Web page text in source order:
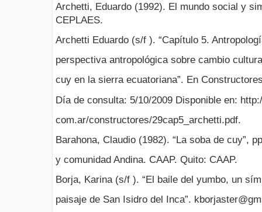
Archetti, Eduardo (1992). El mundo social y
CEPLAES.
Archetti Eduardo (s/f ). “Capítulo 5.
perspectiva antropológica sobre cambio
cuy en la sierra ecuatoriana”. En
Día de consulta: 5/10/2009 Disponible en:
com.ar/constructores/29cap5_archetti.pdf.
Barahona, Claudio (1982). “La soba de cuy”,
y comunidad Andina. CAAP. Quito: CAAP.
Borja, Karina (s/f ). “El baile del yumbo, un
paisaje de San Isidro del Inca”.